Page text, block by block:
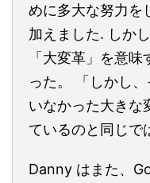
めに多大な努力を
加えました. しか
「大変革」を意
った。 「しかし
いなかった大きな
ているのと同じで
Danny はまた、